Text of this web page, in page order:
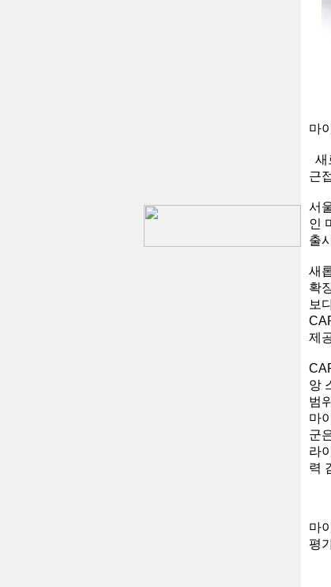
마
새
근
서
인
출
새
확
보
제
앙
범
마
군
라
력
마
평